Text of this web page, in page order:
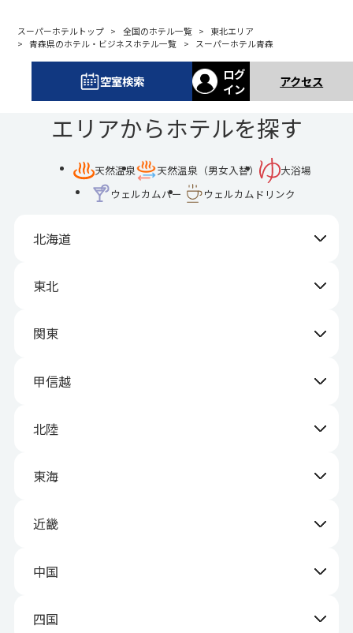
スーパーホテルトップ 全国のホテル一覧
東北エリア
青森県のホテル・ビジネスホテル一覧
スーパーホテル青森
空室検索
ログ
イン
アクセス
エリアからホテルを探す
天然温泉 天然温泉（男女入替）
大浴場
ウェルカムバー
ウェルカムドリンク
北海道
東北
関東
甲信越
北陸
東海
近畿
中国
四国